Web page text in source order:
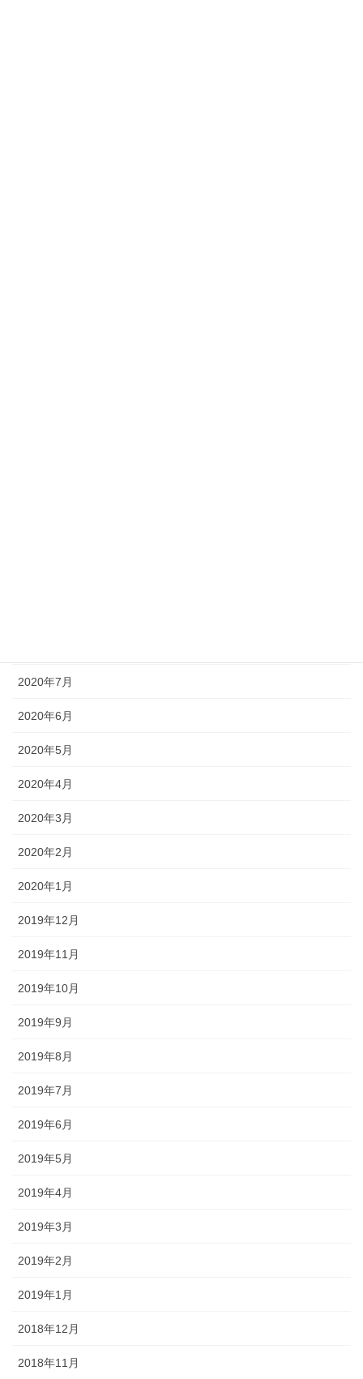
2020年7月
2020年6月
2020年5月
2020年4月
2020年3月
2020年2月
2020年1月
2019年12月
2019年11月
2019年10月
2019年9月
2019年8月
2019年7月
2019年6月
2019年5月
2019年4月
2019年3月
2019年2月
2019年1月
2018年12月
2018年11月